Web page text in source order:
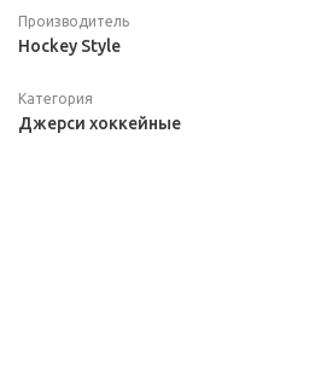
Производитель
Hockey Style
Категория
Джерси хоккейные